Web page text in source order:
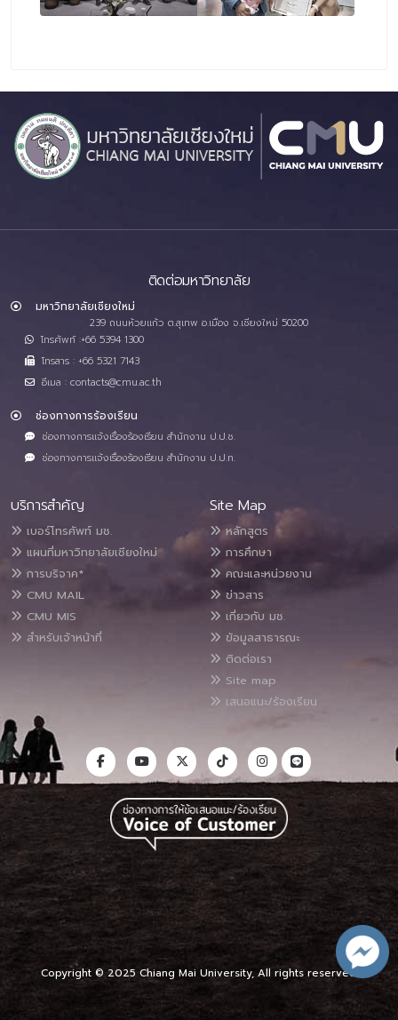
ติดต่อมหาวิทยาลัย
มหาวิทยาลัยเชียงใหม่
239 ถนนห้วยแก้ว ต.สุเทพ อ.เมือง จ.เชียงใหม่ 50200
โทรศัพท์ :+66 5394 1300
โทรสาร : +66 5321 7143
อีเมล : contacts@cmu.ac.th
ช่องทางการร้องเรียน
ช่องทางการแจ้งเรื่องร้องเรียน สำนักงาน ป.ป.ช.
ช่องทางการแจ้งเรื่องร้องเรียน สำนักงาน ป.ป.ท.
บริการสำคัญ
เบอร์โทรศัพท์ มช.
แผนที่มหาวิทยาลัยเชียงใหม่
การบริจาค*
CMU MAIL
CMU MIS
สำหรับเจ้าหน้าที่
Site Map
หลักสูตร
การศึกษา
คณะและหน่วยงาน
ข่าวสาร
เกี่ยวกับ มช.
ข้อมูลสาธารณะ
ติดต่อเรา
Site map
เสนอแนะ/ร้องเรียน
Copyright © 2025 Chiang Mai University, All rights reserved.